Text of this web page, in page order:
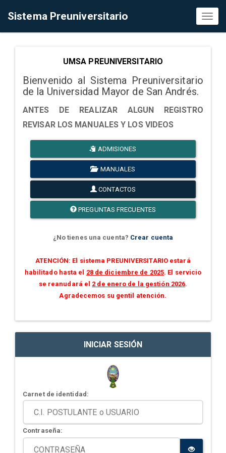
Sistema Preuniversitario
UMSA PREUNIVERSITARIO
Bienvenido al Sistema Preuniversitario
de la Universidad Mayor de San Andrés.
ANTES DE REALIZAR ALGUN REGISTRO
REVISAR LOS MANUALES Y LOS VIDEOS
ADMISIONES
MANUALES
CONTACTOS
PREGUNTAS FRECUENTES
¿No tienes una cuenta? Crear cuenta
ATENCIÓN: El sistema PREUNIVERSITARIO estará
habilitado hasta el 28 de diciembre de 2025. El servicio
se reanudará el 2 de enero de la gestión 2026.
Agradecemos su gentil atención.
INICIAR SESIÓN
Carnet de identidad:
Contraseña: